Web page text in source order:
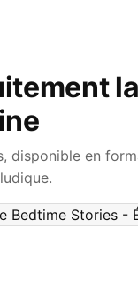
disponible en